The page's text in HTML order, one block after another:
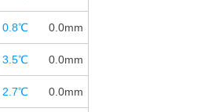
0.8℃ 0.0mm
3.5℃ 0.0mm
2.7℃ 0.0mm